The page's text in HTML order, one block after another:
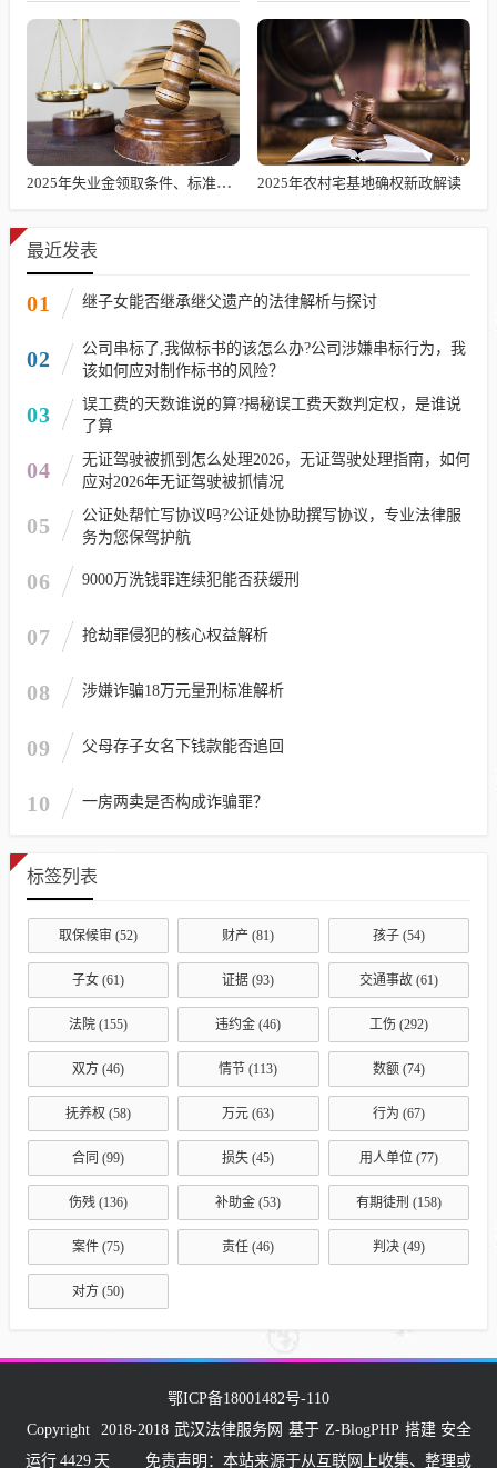
2025年失业金领取条件、标准及发放时长解析 2025年农村宅基地确权新政解读
最近发表
01 继子女能否继承继父遗产的法律解析与探讨
02
公司串标了,我做标书的该怎么办?公司涉嫌串标行为，我
该如何应对制作标书的风险？
03
误工费的天数谁说的算?揭秘误工费天数判定权，是谁说
了算
04
无证驾驶被抓到怎么处理2026，无证驾驶处理指南，如何
应对2026年无证驾驶被抓情况
05
公证处帮忙写协议吗?公证处协助撰写协议，专业法律服
务为您保驾护航
06 9000万洗钱罪连续犯能否获缓刑
07 抢劫罪侵犯的核心权益解析
08 涉嫌诈骗18万元量刑标准解析
09 父母存子女名下钱款能否追回
10 一房两卖是否构成诈骗罪？
标签列表
取保候审 (52) 财产 (81) 孩子(54)
子女 (61) 证据 (93) 交通事故(61)
法院 (155) 违约金 (46) 工伤(292)
双方 (46) 情节 (113) 数额(74)
抚养权 (58) 万元 (63) 行为 (67)
合同 (99) 损失 (45) 用人单位 (77)
伤残 (136) 补助金 (53) 有期徒刑 (158)
案件 (75) 责任 (46) 判决(49)
对方 (50)
鄂ICP备18001482号-110
Copyright
2018-2018 武汉法律服务网 基于 Z-BlogPHP 搭建 安全
运行 4429 天 免责声明：本站来源于从互联网上收集、整理或